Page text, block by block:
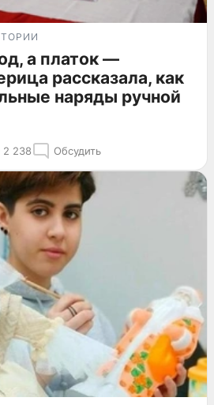
а платок —
рассказала, как
наряды ручной
2 238 Обсудить